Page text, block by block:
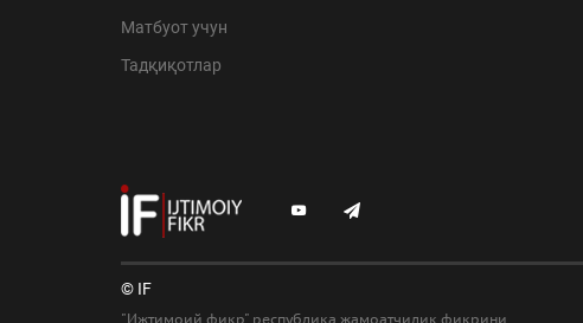
Матбуот учун
Тадқиқотлар
© IF
"Ижтимоий фикр" республика жамоатчилик фикрини